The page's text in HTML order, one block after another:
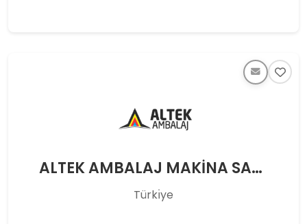
ALTEK AMBALAJ MAKİNA SAN İÇ VE DIŞ TİC LTD ŞTİ
Türkı̇ye